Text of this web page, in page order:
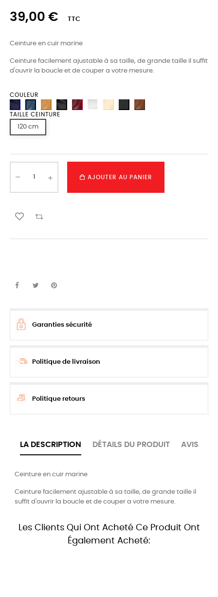
39,00 € TTC
Ceinture en cuir marine
Ceinture facilement ajustable à sa taille, de grande taille il suffit
d'ouvrir la boucle et de couper a votre mesure.
COULEUR
TAILLE CEINTURE
120 cm
AJOUTER AU PANIER
Garanties sécurité
Politique de livraison
Politique retours
LA DESCRIPTION DÉTAILS DU PRODUIT AVIS
Ceinture en cuir marine
Ceinture facilement ajustable à sa taille, de grande taille il
suffit d'ouvrir la boucle et de couper a votre mesure.
Les Clients Qui Ont Acheté Ce Produit Ont
Également Acheté: